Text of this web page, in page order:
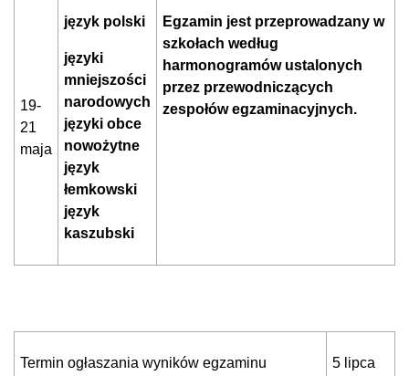
19-
21
maja
język polski
języki
mniejszości
narodowych
języki obce
nowożytne
język
łemkowski
język
kaszubski
Egzamin jest przeprowadzany w
szkołach według
harmonogramów ustalonych
przez przewodniczących
zespołów egzaminacyjnych.
Termin ogłaszania wyników egzaminu
5 lipca